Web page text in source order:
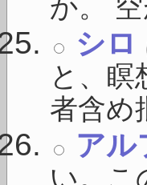
か。
シロ
と、
者含め
アル